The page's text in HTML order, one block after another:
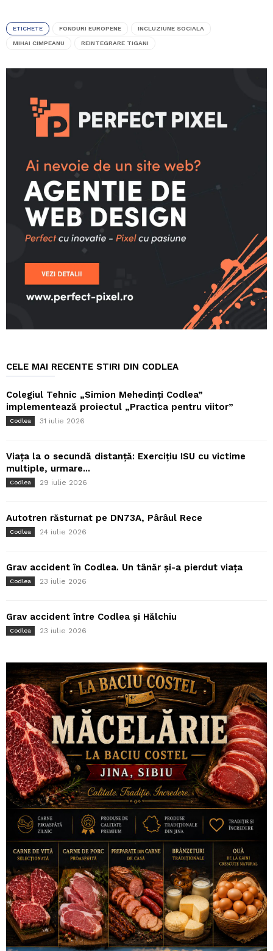
ETICHETE FONDURI EUROPENE INCLUZIUNE SOCIALA
MIHAI CIMPEANU REINTEGRARE TIGANI
CELE MAI RECENTE STIRI DIN CODLEA
Colegiul Tehnic „Simion Mehedinți Codlea”
implementează proiectul „Practica pentru viitor”
Codlea 31 iulie 2026
Viața la o secundă distanță: Exercițiu ISU cu victime
multiple, urmare...
Codlea 29 iulie 2026
Autotren răsturnat pe DN73A, Pârâul Rece
Codlea 24 iulie 2026
Grav accident în Codlea. Un tânăr și-a pierdut viața
Codlea 23 iulie 2026
Grav accident între Codlea și Hălchiu
Codlea 23 iulie 2026